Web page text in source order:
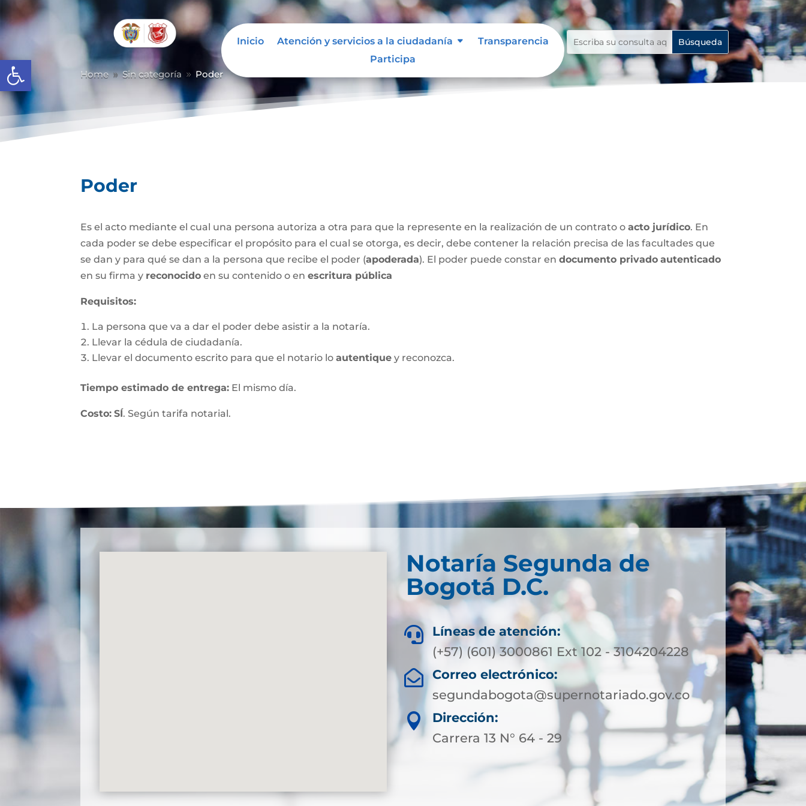
Abrir barra de herramientas
Inicio Atención y servicios a la ciudadanía
Transparencia
Participa
Home 9 Sin categoría 9 Poder
Poder
Es el acto mediante el cual una persona autoriza a otra para que la represente en la realización de un contrato oacto jurídico. En
cada poder se debe especificar el propósito para el cual se otorga, es decir, debe contener la relación precisa de las facultades que
se dan y para qué se dan a la persona que recibe el poder (apoderada). El poder puede constar endocumento privado autenticado
en su firma y reconocido en su contenido o enescritura pública
Requisitos:
La persona que va a dar el poder debe asistir a la notaría.
Llevar la cédula de ciudadanía.
Llevar el documento escrito para que el notario loautentique y reconozca.
Tiempo estimado de entrega: El mismo día.
Costo: SÍ. Según tarifa notarial.
Notaría Segunda de
Bogotá D.C.

Líneas de atención:
(+57) (601) 3000861 Ext 102 - 3104204228

Correo electrónico:
segundabogota@supernotariado.gov.co

Dirección:
Carrera 13 N° 64 - 29